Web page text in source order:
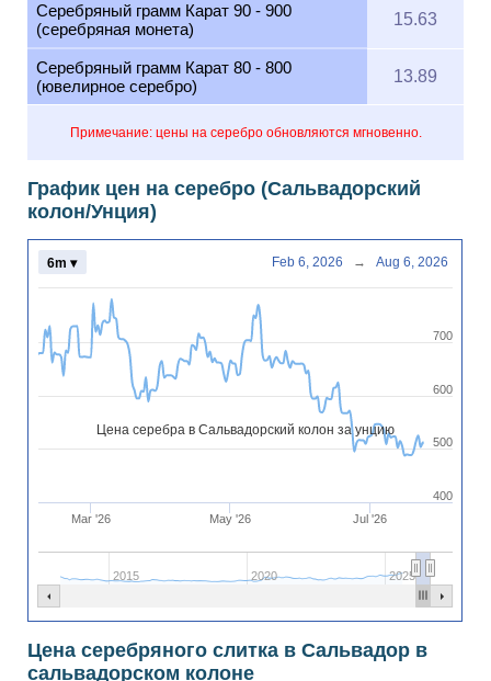
Примечание: цены на серебро обновляются мгновенно.
Серебряный грамм Карат 90 - 900
(серебряная монета)
15.63
Серебряный грамм Карат 80 - 800
(ювелирное серебро)
13.89
График цен на серебро (Сальвадорский
колон/Унция)
Цена серебра в Сальвадорский колон за унцию
Mar '26 May '26 Jul '26
2015 2020 2025
500
600
700
400
6m ▾ Feb 6, 2026 → Aug 6, 2026
Цена серебряного слитка в Сальвадор в
сальвадорском колоне